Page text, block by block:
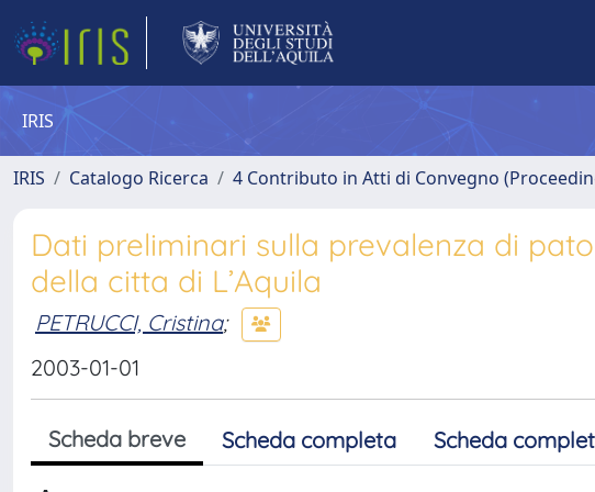
IRIS
IRIS Catalogo Ricerca 4 Contributo in Atti di Convegno
Dati preliminari sulla prevalenza di
della citta di L’Aquila
PETRUCCI, Cristina;
2003-01-01
Scheda breve Scheda completa Scheda